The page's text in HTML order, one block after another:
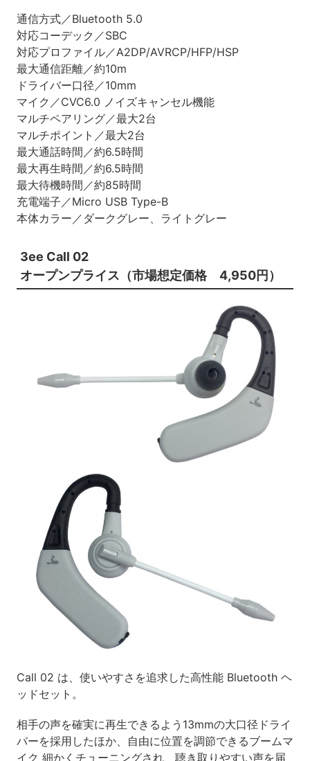
通信方式／Bluetooth 5.0
対応コーデック／SBC
対応プロファイル／A2DP/AVRCP/HFP/HSP
最大通信距離／約10m
ドライバー口径／10mm
マイク／CVC6.0 ノイズキャンセル機能
マルチペアリング／最大2台
マルチポイント／最大2台
最大通話時間／約6.5時間
最大再生時間／約6.5時間
最大待機時間／約85時間
充電端子／Micro USB Type-B
本体カラー／ダークグレー、ライトグレー
3ee Call 02
オープンプライス（市場想定価格 4,950円）
Call 02 は、使いやすさを追求した高性能 Bluetooth ヘ
ッドセット。
相手の声を確実に再生できるよう13mmの大口径ドライ
バーを採用したほか、自由に位置を調節できるブームマ
イク 細かくチューニングされ、聴き取りやすい声を届